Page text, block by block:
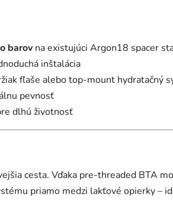
barov na existujúci Argon18 spacer
inštalácia
fľaše alebo top-mount hydratačný
pevnosť
dlhú životnosť
cesta. Vďaka pre-threaded BTA
priamo medzi lakťové opierky –